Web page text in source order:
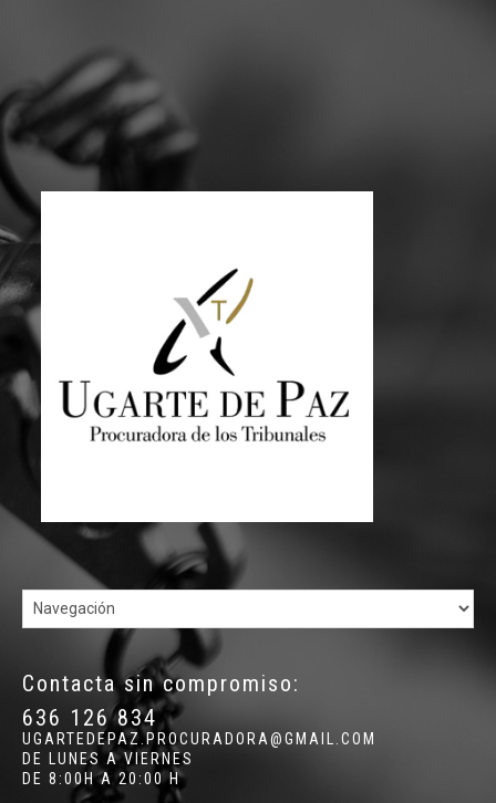
Contacta sin compromiso:
636 126 834
UGARTEDEPAZ.PROCURADORA@GMAIL.COM
DE LUNES A VIERNES
DE 8:00H A 20:00 H